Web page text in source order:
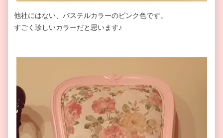
他社にはない、パステルカラーのピンク色です。
すごく珍しいカラーだと思います♪